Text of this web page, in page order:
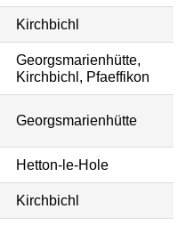
Kirchbichl
Georgsmarienhütte,
Kirchbichl, Pfaeffikon
Georgsmarienhütte
Hetton-le-Hole
Kirchbichl